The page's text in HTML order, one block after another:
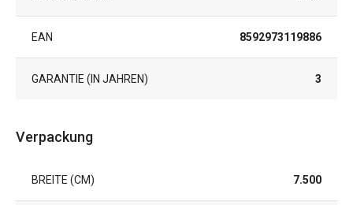
EAN 8592973119886
GARANTIE (IN JAHREN) 3
Verpackung
BREITE (CM) 7.500